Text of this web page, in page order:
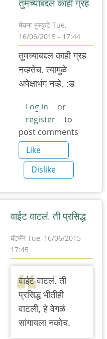
तुमच्याबद्दल काही ग्रह
मेघना भुस्कुटे Tue,
16/06/2015 - 17:44
reply
to
स्वच्छ
by
अनु
राव
तुमच्याबद्दल काही ग्रह
नव्हतेच. त्यामुळे
अपेक्षाभंग नव्हे. :ड
Log in
or
register
to
post comments
Like
Dislike
वाईट वाटलं. ती प्रसिद्ध
बॅटमॅन Tue, 16/06/2015 -
17:45
In
reply
to
वाचून
खेद
वाईट वाटलं. ती
प्रसिद्ध भीतीही
वाटली, हे वेगळं
सांगायला नकोच.